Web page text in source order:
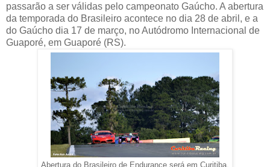
passarão a ser válidas pelo campeonato Gaúcho. A abertura
da temporada do Brasileiro acontece no dia 28 de abril, e a
do Gaúcho dia 17 de março, no Autódromo Internacional de
Guaporé, em Guaporé (RS).
Abertura do Brasileiro de Endurance será em Curitiba.